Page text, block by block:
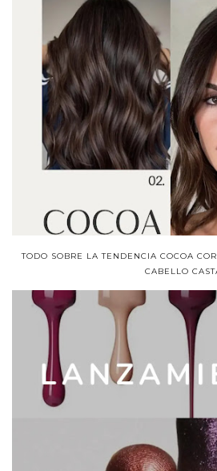
TODO SOBRE LA TENDENCIA COCOA
CABELLO